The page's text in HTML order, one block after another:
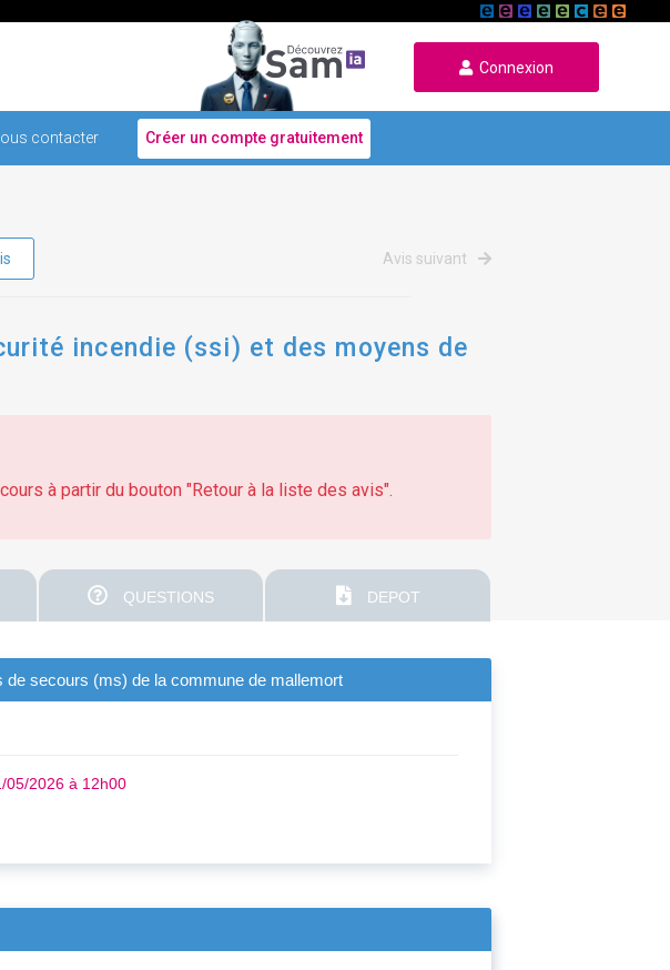
Connexion
contacter Créer un compte gratuitement
Avis suivant
incendie (ssi) et des moyens de
à partir du bouton "Retour à la liste des avis".
QUESTIONS DEPOT
secours (ms) de la commune de mallemort
05/2026 à 12h00